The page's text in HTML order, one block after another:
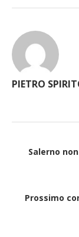
PIETRO
Salerno
Prossimo